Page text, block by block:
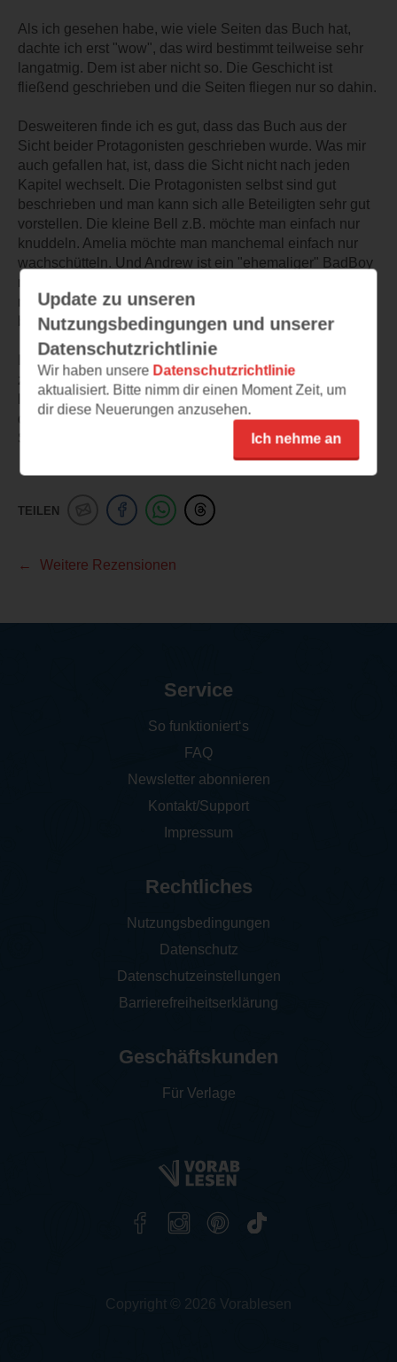
Als ich gesehen habe, wie viele Seiten das Buch hat,
dachte ich erst "wow", das wird bestimmt teilweise sehr
langatmig. Dem ist aber nicht so. Die Geschicht ist
fließend geschrieben und die Seiten fliegen nur so dahin.
Desweiteren finde ich es gut, dass das Buch aus der
Sicht beider Protagonisten geschrieben wurde. Was mir
auch gefallen hat, ist, dass die Sicht nicht nach jeden
Kapitel wechselt. Die Protagonisten selbst sind gut
beschrieben und man kann sich alle Beteiligten sehr gut
vorstellen. Die kleine Bell z.B. möchte man einfach nur
knuddeln. Amelia möchte man manchemal einfach nur
wachschütteln. Und Andrew ist ein "ehemaliger" BadBoy
mit einem weichen Kern. Er kann seiner Tochter einfach
nichts ausschlagen und möchte sie einfach nur
beschützen und in Sicherheit wiegen.
Ich finde es ist eine sehr gelunge Geschichte, welche von
zwei Menschen handelt, die sich durch Zufall kennen
lernen und sich eigentlich nicht mehr verlieben möchten,
da sie von der Liebe enttäuscht wurden. Aber das
Schicksal mein es anders.
TEILEN
Weitere Rezensionen
Update zu unseren
Nutzungsbedingungen und unserer
Datenschutzrichtlinie
Wir haben unsere Datenschutzrichtlinie
aktualisiert. Bitte nimm dir einen Moment Zeit, um
dir diese Neuerungen anzusehen.
Ich nehme an
Service
So funktioniert‘s
FAQ
Newsletter abonnieren
Kontakt/Support
Impressum
Rechtliches
Nutzungsbedingungen
Datenschutz
Datenschutzeinstellungen
Barrierefreiheitserklärung
Geschäftskunden
Für Verlage
Copyright © 2026 Vorablesen